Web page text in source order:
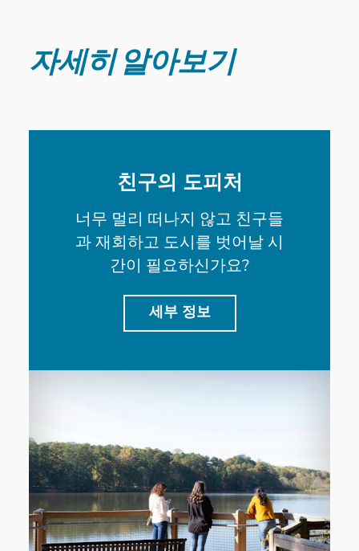
자세히 알아보기
친구의 도피처
너무 멀리 떠나지 않고 친구들
과 재회하고 도시를 벗어날 시
간이 필요하신가요?
세부 정보